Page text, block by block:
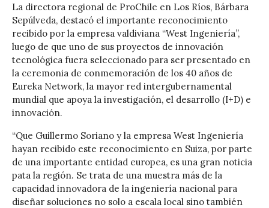
La directora regional de ProChile en Los Ríos, Bárbara
Sepúlveda, destacó el importante reconocimiento
recibido por la empresa valdiviana “West Ingeniería”,
luego de que uno de sus proyectos de innovación
tecnológica fuera seleccionado para ser presentado en
la ceremonia de conmemoración de los 40 años de
Eureka Network, la mayor red intergubernamental
mundial que apoya la investigación, el desarrollo (I+D) e
innovación.
“Que Guillermo Soriano y la empresa West Ingeniería
hayan recibido este reconocimiento en Suiza, por parte
de una importante entidad europea, es una gran noticia
pata la región. Se trata de una muestra más de la
capacidad innovadora de la ingeniería nacional para
diseñar soluciones no solo a escala local sino también